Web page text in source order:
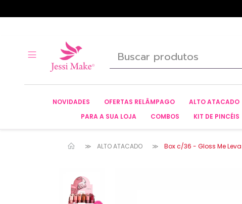
NOVIDADES OFERTAS RELÂMPAGO ALTO ATACADO
PARA A SUA LOJA
COMBOS KIT DE PINCÉIS
ALTO ATACADO Box c/36 - Gloss Me Leva